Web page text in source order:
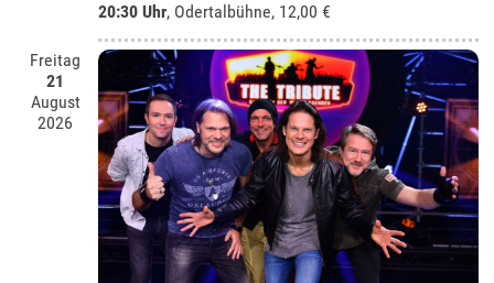
20:30 Uhr, Odertalbühne, 12,00 €
Freitag
21
August
2026